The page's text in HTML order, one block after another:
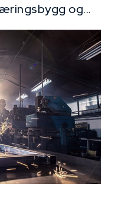
og...